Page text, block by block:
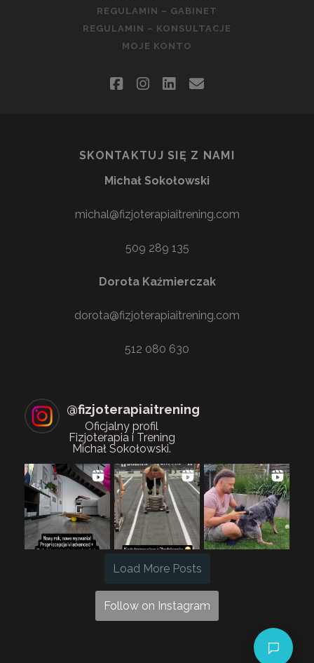
REGULAMIN – GABINET
REGULAMIN – KONSULTACJE
MOJE KONTO
facebookinstagram
linkedin
email
SKONTAKTUJ SIĘ Z NAMI
Michał Sokołowski
michal@fizjoterapiaitrening.com
509 289 135
Dorota Kaźmierczak
dorota@fizjoterapiaitrening.com
512 080 630
@fizjoterapiaitrening
Oficjalny profil
Fizjoterapia i Trening
Michał Sokołowski.
Load More Posts
Follow on Instagram